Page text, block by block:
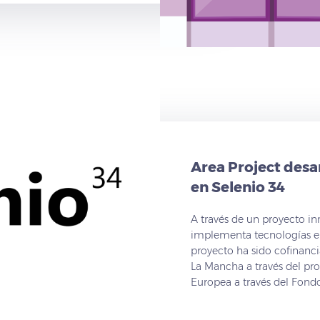
Area Project
en Selenio 34
A través de un proyecto
implementa tecnologías
proyecto ha sido
La Mancha a través del
Europea a través del